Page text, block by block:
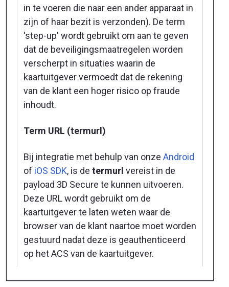
in te voeren die naar een ander apparaat in
zijn of haar bezit is verzonden). De term
'step-up' wordt gebruikt om aan te geven
dat de beveiligingsmaatregelen worden
verscherpt in situaties waarin de
kaartuitgever vermoedt dat de rekening
van de klant een hoger risico op fraude
inhoudt.
Term URL (termurl)
Bij integratie met behulp van onze Android
of iOS SDK, is de termurl vereist in de
payload 3D Secure te kunnen uitvoeren.
Deze URL wordt gebruikt om de
kaartuitgever te laten weten waar de
browser van de klant naartoe moet worden
gestuurd nadat deze is geauthenticeerd
op het ACS van de kaartuitgever.